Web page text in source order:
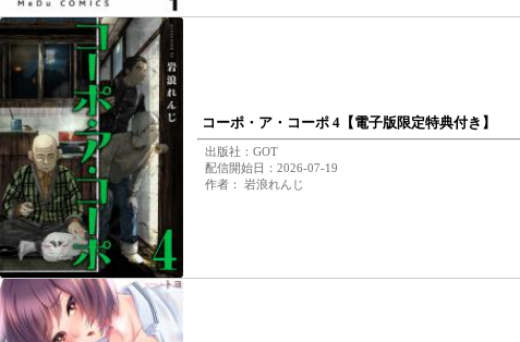
コーポ・ア・コーポ 4【電子版限定特典付き】
出版社：GOT
配信開始日：2026-07-19
作者： 岩浪れんじ